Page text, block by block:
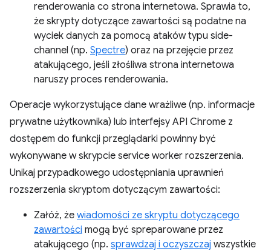
renderowania co strona internetowa. Sprawia to,
że skrypty dotyczące zawartości są podatne na
wyciek danych za pomocą ataków typu side-
channel (np. Spectre) oraz na przejęcie przez
atakującego, jeśli złośliwa strona internetowa
naruszy proces renderowania.
Operacje wykorzystujące dane wrażliwe (np. informacje
prywatne użytkownika) lub interfejsy API Chrome z
dostępem do funkcji przeglądarki powinny być
wykonywane w skrypcie service worker rozszerzenia.
Unikaj przypadkowego udostępniania uprawnień
rozszerzenia skryptom dotyczącym zawartości:
Załóż, że wiadomości ze skryptu dotyczącego
zawartości mogą być spreparowane przez
atakującego (np. sprawdzaj i oczyszczaj wszystkie